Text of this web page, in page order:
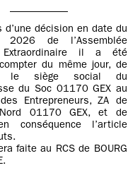
d’une décision en date du
2026 de l’Assemblée
Extraordinaire il a été
du même jour, de
le siège social du
du Soc 01170 GEX au
Entrepreneurs, ZA de
Nord 01170 GEX, et de
conséquence l’article
faite au RCS de BOURG